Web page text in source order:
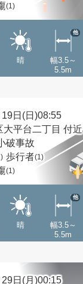
(1)
晴
幅3.5～
5.5m
他
日(日)08:55
大平台二丁目 付近
破事故
歩行者(1)
(1)
晴
幅3.5～
5.5m
他
日(月)00:15